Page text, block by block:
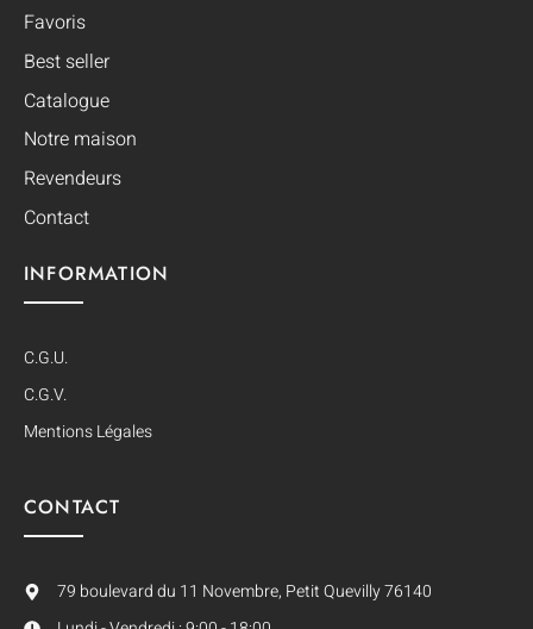
Favoris
Best seller
Catalogue
Notre maison
Revendeurs
Contact
INFORMATION
C.G.U.
C.G.V.
Mentions Légales
CONTACT
79 boulevard du 11 Novembre, Petit Quevilly 76140